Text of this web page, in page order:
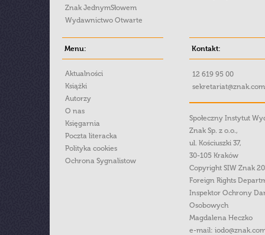
Znak JednymSłowem
Wydawnictwo Otwarte
Menu:
Aktualności
Książki
Autorzy
O nas
Księgarnia
Poczta literacka
Polityka cookies
Ochrona Sygnalistow
Kontakt:
12 619 95 00
Społeczny Instytut
Znak Sp. z o.o.,
ul. Kościuszki 37,
30-105 Kraków
Copyright SIW Znak
Foreign Rights
Inspektor Ochrony
Osobowych
Magdalena Heczko
e-mail: